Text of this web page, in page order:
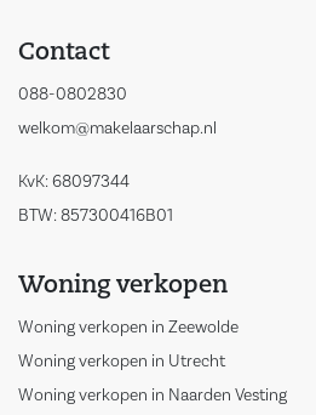
Contact
088-0802830
welkom@makelaarschap.nl
KvK: 68097344
BTW: 857300416B01
Woning verkopen
Woning verkopen in Zeewolde
Woning verkopen in Utrecht
Woning verkopen in Naarden Vesting